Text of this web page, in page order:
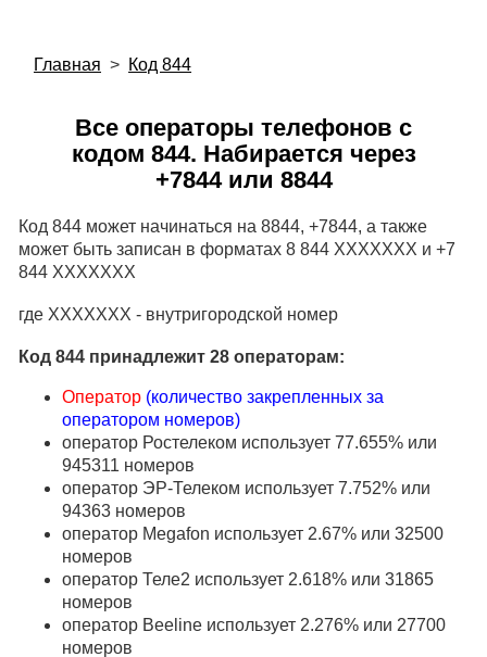
Главная > Код 844
Все операторы телефонов с
кодом 844. Набирается через
+7844 или 8844
Код 844 может начинаться на 8844, +7844, а также
может быть записан в форматах 8 844 XXXXXXX и +7
844 XXXXXXX
где XXXXXXX - внутригородской номер
Код 844 принадлежит 28 операторам:
Оператор (количество закрепленных за
оператором номеров)
оператор Ростелеком использует 77.655% или
945311 номеров
оператор ЭР-Телеком использует 7.752% или
94363 номеров
оператор Megafon использует 2.67% или 32500
номеров
оператор Теле2 использует 2.618% или 31865
номеров
оператор Beeline использует 2.276% или 27700
номеров